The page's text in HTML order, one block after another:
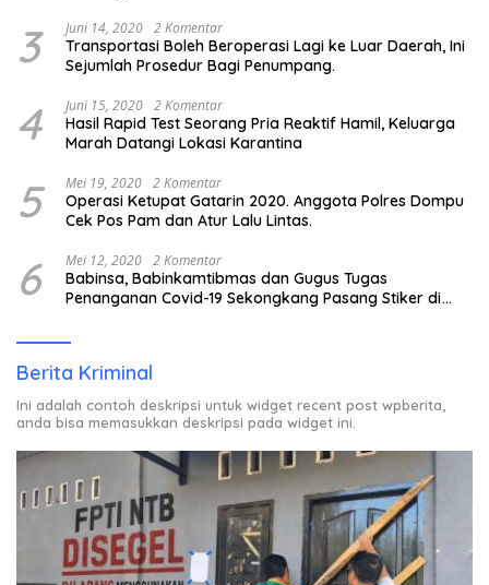
3 Juni 14, 2020 2 Komentar
Transportasi Boleh Beroperasi Lagi ke Luar Daerah, Ini
Sejumlah Prosedur Bagi Penumpang.
4 Juni 15, 2020 2 Komentar
Hasil Rapid Test Seorang Pria Reaktif Hamil, Keluarga
Marah Datangi Lokasi Karantina
5 Mei 19, 2020 2 Komentar
Operasi Ketupat Gatarin 2020. Anggota Polres Dompu
Cek Pos Pam dan Atur Lalu Lintas.
6 Mei 12, 2020 2 Komentar
Babinsa, Babinkamtibmas dan Gugus Tugas
Penanganan Covid-19 Sekongkang Pasang Stiker di
Berita Kriminal
Ini adalah contoh deskripsi untuk widget recent post wpberita,
anda bisa memasukkan deskripsi pada widget ini.